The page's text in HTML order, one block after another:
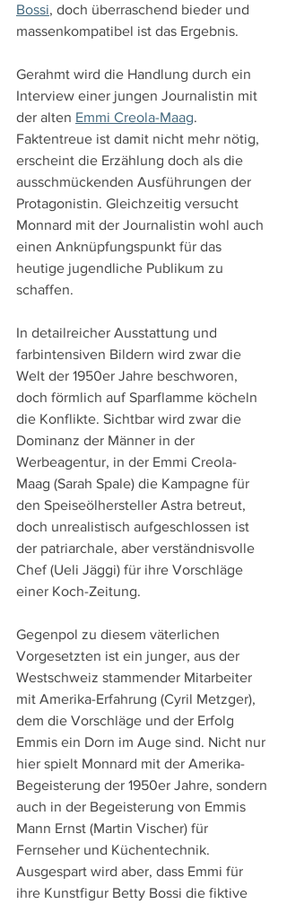
Bossi, doch überraschend bieder und
massenkompatibel ist das Ergebnis.
Gerahmt wird die Handlung durch ein
Interview einer jungen Journalistin mit
der alten Emmi Creola-Maag.
Faktentreue ist damit nicht mehr nötig,
erscheint die Erzählung doch als die
ausschmückenden Ausführungen der
Protagonistin. Gleichzeitig versucht
Monnard mit der Journalistin wohl auch
einen Anknüpfungspunkt für das
heutige jugendliche Publikum zu
schaffen.
In detailreicher Ausstattung und
farbintensiven Bildern wird zwar die
Welt der 1950er Jahre beschworen,
doch förmlich auf Sparflamme köcheln
die Konflikte. Sichtbar wird zwar die
Dominanz der Männer in der
Werbeagentur, in der Emmi Creola-
Maag (Sarah Spale) die Kampagne für
den Speiseölhersteller Astra betreut,
doch unrealistisch aufgeschlossen ist
der patriarchale, aber verständnisvolle
Chef (Ueli Jäggi) für ihre Vorschläge
einer Koch-Zeitung.
Gegenpol zu diesem väterlichen
Vorgesetzten ist ein junger, aus der
Westschweiz stammender Mitarbeiter
mit Amerika-Erfahrung (Cyril Metzger),
dem die Vorschläge und der Erfolg
Emmis ein Dorn im Auge sind. Nicht nur
hier spielt Monnard mit der Amerika-
Begeisterung der 1950er Jahre, sondern
auch in der Begeisterung von Emmis
Mann Ernst (Martin Vischer) für
Fernseher und Küchentechnik.
Ausgespart wird aber, dass Emmi für
ihre Kunstfigur Betty Bossi die fiktive